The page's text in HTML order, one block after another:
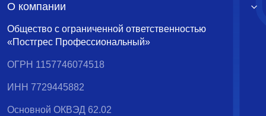
Общество с ограниченной ответственностью
«Постгрес Профессиональный»
ОГРН 1157746074518
ИНН 7729445882
Основной ОКВЭД 62.02
О компании